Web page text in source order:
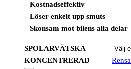
– Kostnadseffektiv
– Löser enkelt upp smuts
– Skonsam mot bilens alla delar
SPOLARVÄTSKA
KONCENTRERAD
Rensa